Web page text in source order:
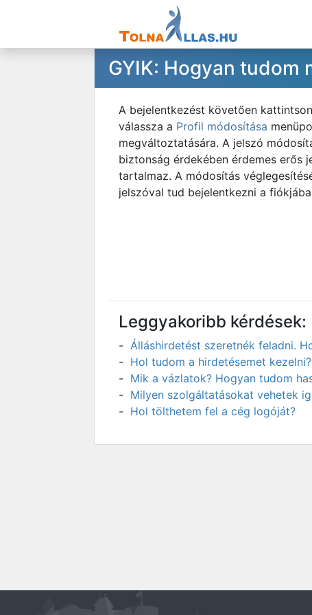
GYIK: Hogyan tudom
A bejelentkezést követően
válassza a Profil módosítása
megváltoztatására. A jelszó
biztonság érdekében érdemes erős
tartalmaz. A módosítás
jelszóval tud bejelentkezni a
Leggyakoribb kérdések:
Álláshirdetést szeretnék feladni.
Hol tudom a hirdetésemet kezelni?
Mik a vázlatok? Hogyan tudom
Milyen szolgáltatásokat vehetek
Hol tölthetem fel a cég logóját?